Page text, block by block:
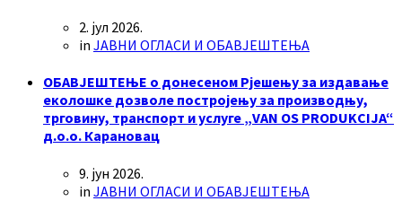
2. јул 2026.
in ЈАВНИ ОГЛАСИ И ОБАВЈЕШТЕЊА
ОБАВЈЕШТЕЊЕ о донесеном Рјешењу за издавање
еколошке дозволе постројењу за производњу,
трговину, транспорт и услуге „VAN OS PRODUKCIJA“
д.о.о. Карановац
9. јун 2026.
in ЈАВНИ ОГЛАСИ И ОБАВЈЕШТЕЊА